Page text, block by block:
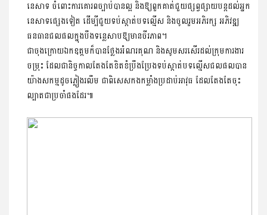
នេសាទ ចំពោះការគោរពច្បាប់បានល្អ និងឱ្យពួកគាត់ជួយផ្សព្វផ្សាយបន្តដល់អ្នក
នេសាទផ្សេងទៀត ដើម្បីជួយទប់ស្កាត់បទល្មើស និងចូលរួមអភិរក្ស អភិវឌ្ឍ
ធនធានជលផលក្នុងបឹងទន្លេសាបឱ្យមានចីរភាព។
ជាចុងក្រោយឯកឧត្តមក៏បានថ្លែងអំណរគុណ និងសូមសរសើរដល់ក្រុមការងារ
ចម្រុះ ដែលជានិច្ចកាលតែងតែខិតខំប្រឹងប្រែងទប់ស្កាត់បទល្មើសជលផលបាន
យ៉ាងសកម្មដូចភ្លៀងរលឹម ជាពិសេសកងកម្លាំងប្រដាប់អាវុធ ដែលតែងតែចុះ
ល្បាតជាប្រចាំផងដែរ៕